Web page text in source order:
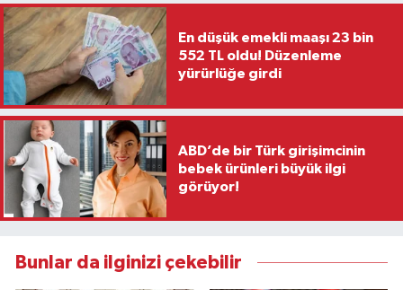
En düşük emekli maaşı 23 bin
552 TL oldu! Düzenleme
yürürlüğe girdi
ABD’de bir Türk girişimcinin
bebek ürünleri büyük ilgi
görüyor!
Bunlar da ilginizi çekebilir